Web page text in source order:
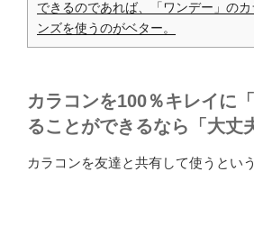
できるのであれば、「ワンデー」の
ンズを使うのがベター。
カラコンを100％キレイに
ることができるなら「大丈
カラコンを友達と共有して使うという